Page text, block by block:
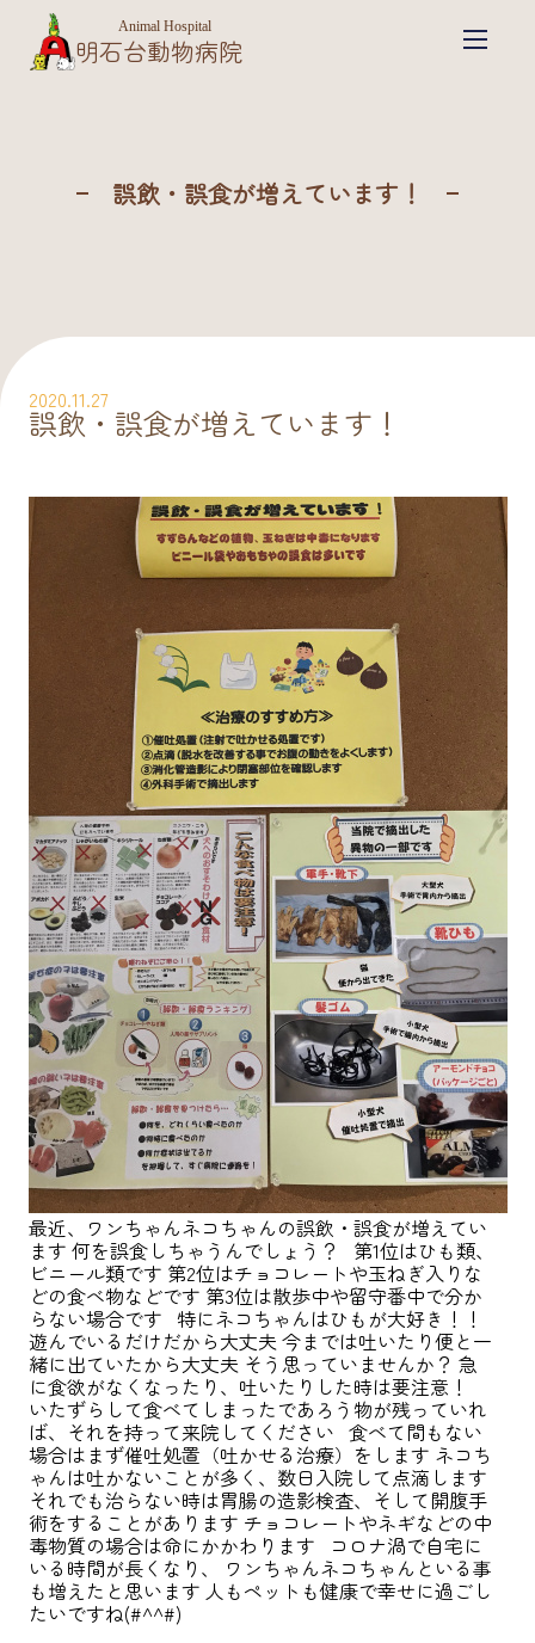
Animal Hospital
明石台動物病院
誤飲・誤食が増えています！
2020.11.27
誤飲・誤食が増えています！
最近、ワンちゃんネコちゃんの誤飲・誤食が増えてい
ます 何を誤食しちゃうんでしょう？ 第1位はひも類、
ビニール類です 第2位はチョコレートや玉ねぎ入りな
どの食べ物などです 第3位は散歩中や留守番中で分か
らない場合です 特にネコちゃんはひもが大好き！！
遊んでいるだけだから大丈夫 今までは吐いたり便と一
緒に出ていたから大丈夫 そう思っていませんか？ 急
に食欲がなくなったり、吐いたりした時は要注意！
いたずらして食べてしまったであろう物が残っていれ
ば、それを持って来院してください 食べて間もない
場合はまず催吐処置（吐かせる治療）をします ネコち
ゃんは吐かないことが多く、数日入院して点滴します
それでも治らない時は胃腸の造影検査、そして開腹手
術をすることがあります チョコレートやネギなどの中
毒物質の場合は命にかかわります コロナ渦で自宅に
いる時間が長くなり、 ワンちゃんネコちゃんといる事
も増えたと思います 人もペットも健康で幸せに過ごし
たいですね(#^^#)